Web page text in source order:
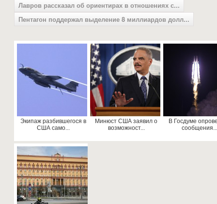
Лавров рассказал об ориентирах в отношениях с...
Пентагон поддержал выделение 8 миллиардов долл...
Экипаж разбившегося в
США само...
Минюст США заявил о
возможност...
В Госдуме
сообщения...